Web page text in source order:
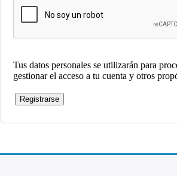
Tus datos personales se utilizarán para
gestionar el acceso a tu cuenta y otros
Registrarse